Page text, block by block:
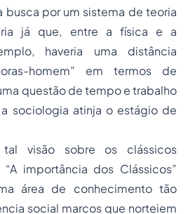
busca por um sistema de teoria
já que, entre a física e a
haveria uma distância
homem” em termos de
questão de tempo e trabalho
sociologia atinja o estágio de
visão sobre os clássicos
importância dos Clássicos”
área de conhecimento tão
social marcos que norteiem